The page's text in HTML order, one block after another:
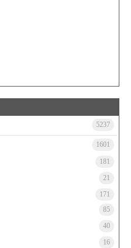
5237
1601
181
21
171
85
40
16